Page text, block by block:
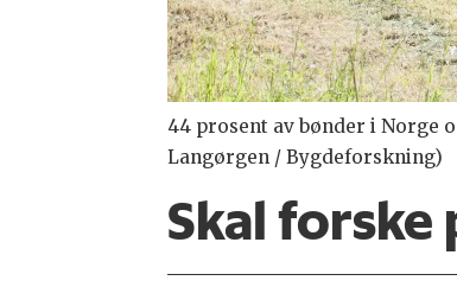
44 prosent av bønder i Norge
Langørgen / Bygdeforskning)
Skal forske